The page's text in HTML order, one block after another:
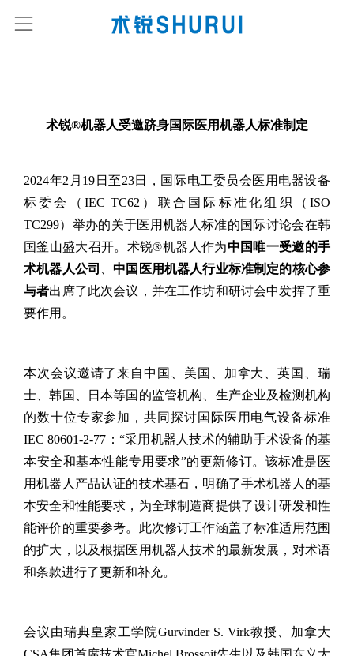
术锐®机器人受邀跻身国际医用机器人标准制定
2024年2月19日至23日，国际电工委员会医用电器设备
标委会（IEC TC62）联合国际标准化组织（ISO
TC299）举办的关于医用机器人标准的国际讨论会在韩
国釜山盛大召开。术锐®机器人作为中国唯一受邀的手
术机器人公司
、中国医用机器人行业标准制定的核心参
与者出席了此次会议，并在工作坊和研讨会中发挥了重
要作用。
本次会议邀请了来自中国、美国、加拿大、英国、瑞
士、韩国、日本等国的监管机构、生产企业及检测机构
的数十位专家参加，共同探讨国际医用电气设备标准
IEC 80601-2-77：“采用机器人技术的辅助手术设备的基
本安全和基本性能专用要求”的更新修订。该标准是医
用机器人产品认证的技术基石，明确了手术机器人的基
本安全和性能要求，为全球制造商提供了设计研发和性
能评价的重要参考。此次修订工作涵盖了标准适用范围
的扩大，以及根据医用机器人技术的最新发展，对术语
和条款进行了更新和补充。
会议由瑞典皇家工学院Gurvinder S. Virk教授、加拿大